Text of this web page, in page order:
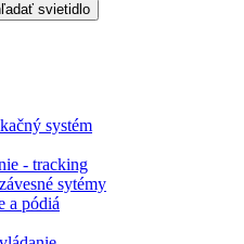
svietidlo
systém
- tracking
sytémy
a pódiá